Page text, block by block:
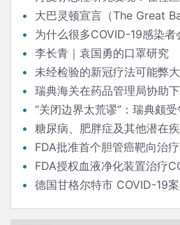
降低（新冠）感染率
大巴灵顿宣言（The Great
Declaration）
为什么很多COVID-19感染者
李长青｜袁国勇的口罩研究
未经检验的新冠疗法可能弊
瑞典海关在药品管理局协助
“关闭边界太荒谬”：瑞典颇
后的流行病学家
糖尿病、肥胖症及其他潜在
危险？
FDA批准首个胆管癌靶向治
FDA授权血液净化装置治疗
德国甘格尔特市 COVID-19